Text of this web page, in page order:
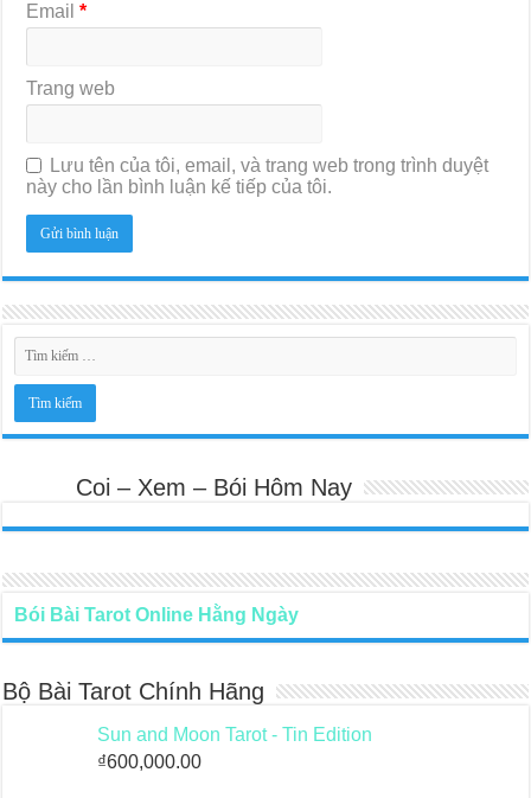
Email*
Trang web
Lưu tên của tôi, email, và trang web trong trình duyệt
này cho lần bình luận kế tiếp của tôi.
Coi – Xem – Bói Hôm Nay
Bói Bài Tarot Online Hằng Ngày
Bộ Bài Tarot Chính Hãng
Sun and Moon Tarot - Tin Edition
₫600,000.00